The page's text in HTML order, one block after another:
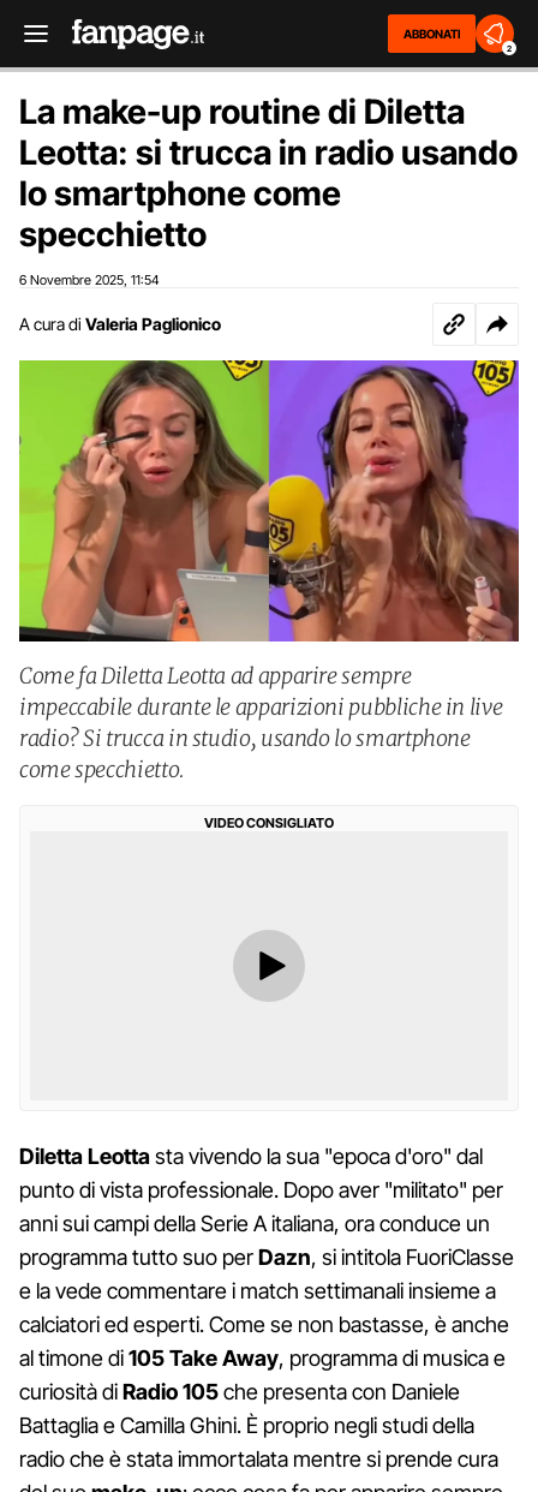
ABBONATI
2
La make-up routine di Diletta
Leotta: si trucca in radio usando
lo smartphone come
specchietto
6 Novembre 2025 11:54
A cura di Valeria Paglionico
Come fa Diletta Leotta ad apparire sempre
impeccabile durante le apparizioni pubbliche in live
radio? Si trucca in studio, usando lo smartphone
come specchietto.
VIDEO CONSIGLIATO
Diletta Leottasta vivendo la sua "epoca d'oro" dal
punto di vista professionale. Dopo aver "militato" per
anni sui campi della Serie A italiana, ora conduce un
programma tutto suo perDazn, si intitola FuoriClasse
e la vede commentare i match settimanali insieme a
calciatori ed esperti. Come se non bastasse, è anche
al timone di105 Take Away, programma di musica e
curiosità diRadio 105che presenta con Daniele
Battaglia e Camilla Ghini. È proprio negli studi della
radio che è stata immortalata mentre si prende cura